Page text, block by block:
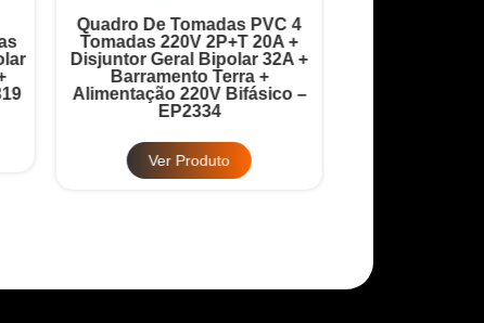
Quadro De Tomadas PVC 4
Tomadas 220V 2P+T 20A +
Disjuntor Geral Bipolar 32A +
Barramento Terra +
Alimentação 220V Bifásico –
EP2334
Ver Produto